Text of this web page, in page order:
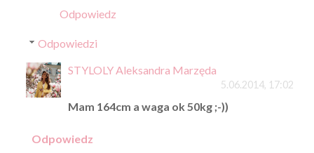
Odpowiedz
Odpowiedzi
STYLOLY Aleksandra Marzęda
5.06.2014, 17:02
Mam 164cm a waga ok 50kg ;-))
Odpowiedz